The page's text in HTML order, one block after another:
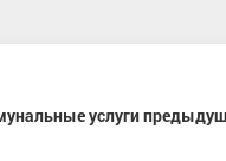
услуги